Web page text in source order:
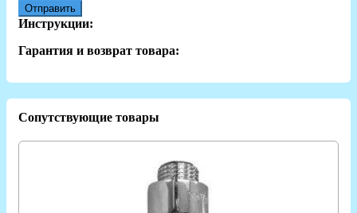
Отправить
Инструкции:
Гарантия и возврат товара:
Сопутствующие товары